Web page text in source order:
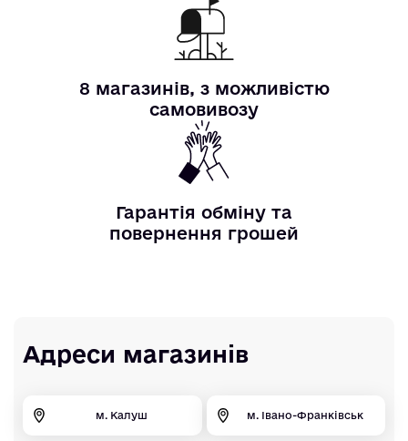
8 магазинів, з можливістю
самовивозу
Гарантія обміну та
повернення грошей
Адреси магазинів
м. Калуш м. Івано-Франківськ